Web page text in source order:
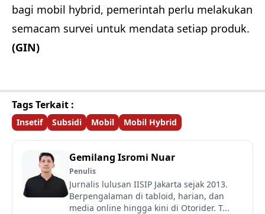
bagi mobil hybrid, pemerintah perlu melakukan
semacam survei untuk mendata setiap produk.
(GIN)
Tags Terkait :
Insetif Subsidi Mobil Mobil Hybrid
Gemilang Isromi Nuar
Penulis
Jurnalis lulusan IISIP Jakarta sejak 2013.
Berpengalaman di tabloid, harian, dan
media online hingga kini di Otorider. T...